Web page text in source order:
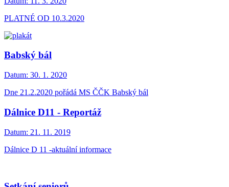
PLATNÉ OD 10.3.2020
Babský bál
Datum: 30. 1. 2020
Dne 21.2.2020 pořádá MS ČČK Babský bál
Dálnice D11 - Reportáž
Datum: 21. 11. 2019
Dálnice D 11 -aktuální informace